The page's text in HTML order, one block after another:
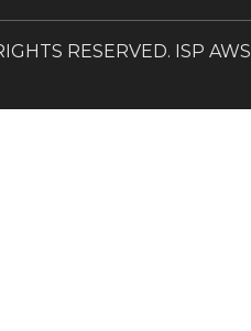
RESERVED. ISP AWS